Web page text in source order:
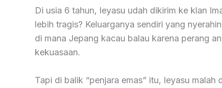
Di usia 6 tahun, Ieyasu udah dikirim ke klan
lebih tragis? Keluarganya sendiri yang
di mana Jepang kacau balau karena perang
kekuasaan.
Tapi di balik “penjara emas” itu, Ieyasu